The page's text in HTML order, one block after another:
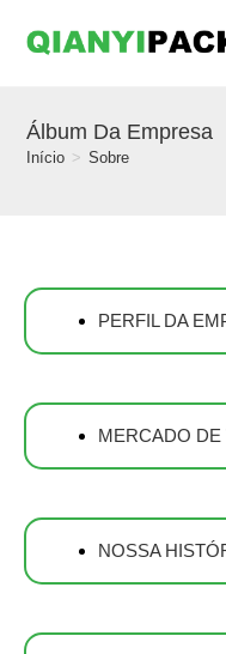
Álbum Da Empresa
Início > Sobre
PERFIL DA
MERCADO
NOSSA